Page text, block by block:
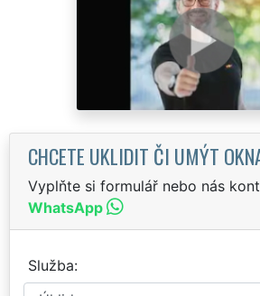
CHCETE UKLIDIT ČI UMÝT
Vyplňte si formulář nebo nás
WhatsApp
Služba